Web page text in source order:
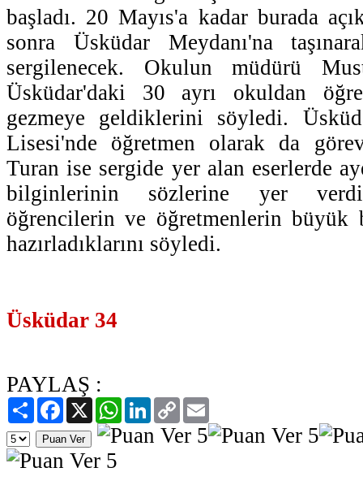
başladı. 20 Mayıs'a kadar burada
sonra Üsküdar Meydanı'na
sergilenecek. Okulun müdürü
Üsküdar'daki 30 ayrı okuldan
gezmeye geldiklerini söyledi.
Lisesi'nde öğretmen olarak da
Turan ise sergide yer alan eserlerde
bilginlerinin sözlerine yer
öğrencilerin ve öğretmenlerin
hazırladıklarını söyledi.
Üsküdar 34
PAYLAŞ :
PaylaşFacebook
X WhatsAppLinkedIn
Copy
Link